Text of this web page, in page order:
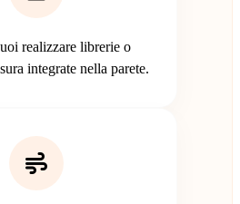
realizzare librerie o
integrate nella parete.